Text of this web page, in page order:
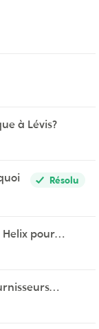
à Lévis?
Résolu
Helix pour